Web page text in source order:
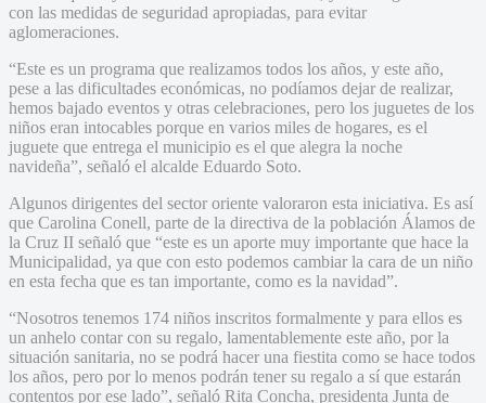
con las medidas de seguridad apropiadas, para evitar
aglomeraciones.
“Este es un programa que realizamos todos los años, y este año,
pese a las dificultades económicas, no podíamos dejar de realizar,
hemos bajado eventos y otras celebraciones, pero los juguetes de los
niños eran intocables porque en varios miles de hogares, es el
juguete que entrega el municipio es el que alegra la noche
navideña”, señaló el alcalde Eduardo Soto.
Algunos dirigentes del sector oriente valoraron esta iniciativa. Es así
que Carolina Conell, parte de la directiva de la población Álamos de
la Cruz II señaló que “este es un aporte muy importante que hace la
Municipalidad, ya que con esto podemos cambiar la cara de un niño
en esta fecha que es tan importante, como es la navidad”.
“Nosotros tenemos 174 niños inscritos formalmente y para ellos es
un anhelo contar con su regalo, lamentablemente este año, por la
situación sanitaria, no se podrá hacer una fiestita como se hace todos
los años, pero por lo menos podrán tener su regalo a sí que estarán
contentos por ese lado”, señaló Rita Concha, presidenta Junta de